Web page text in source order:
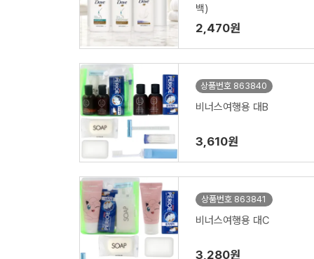
백)
2,470원
상품번호 863840
비너스여행용 대B
3,610원
상품번호 863841
비너스여행용 대C
3,280원